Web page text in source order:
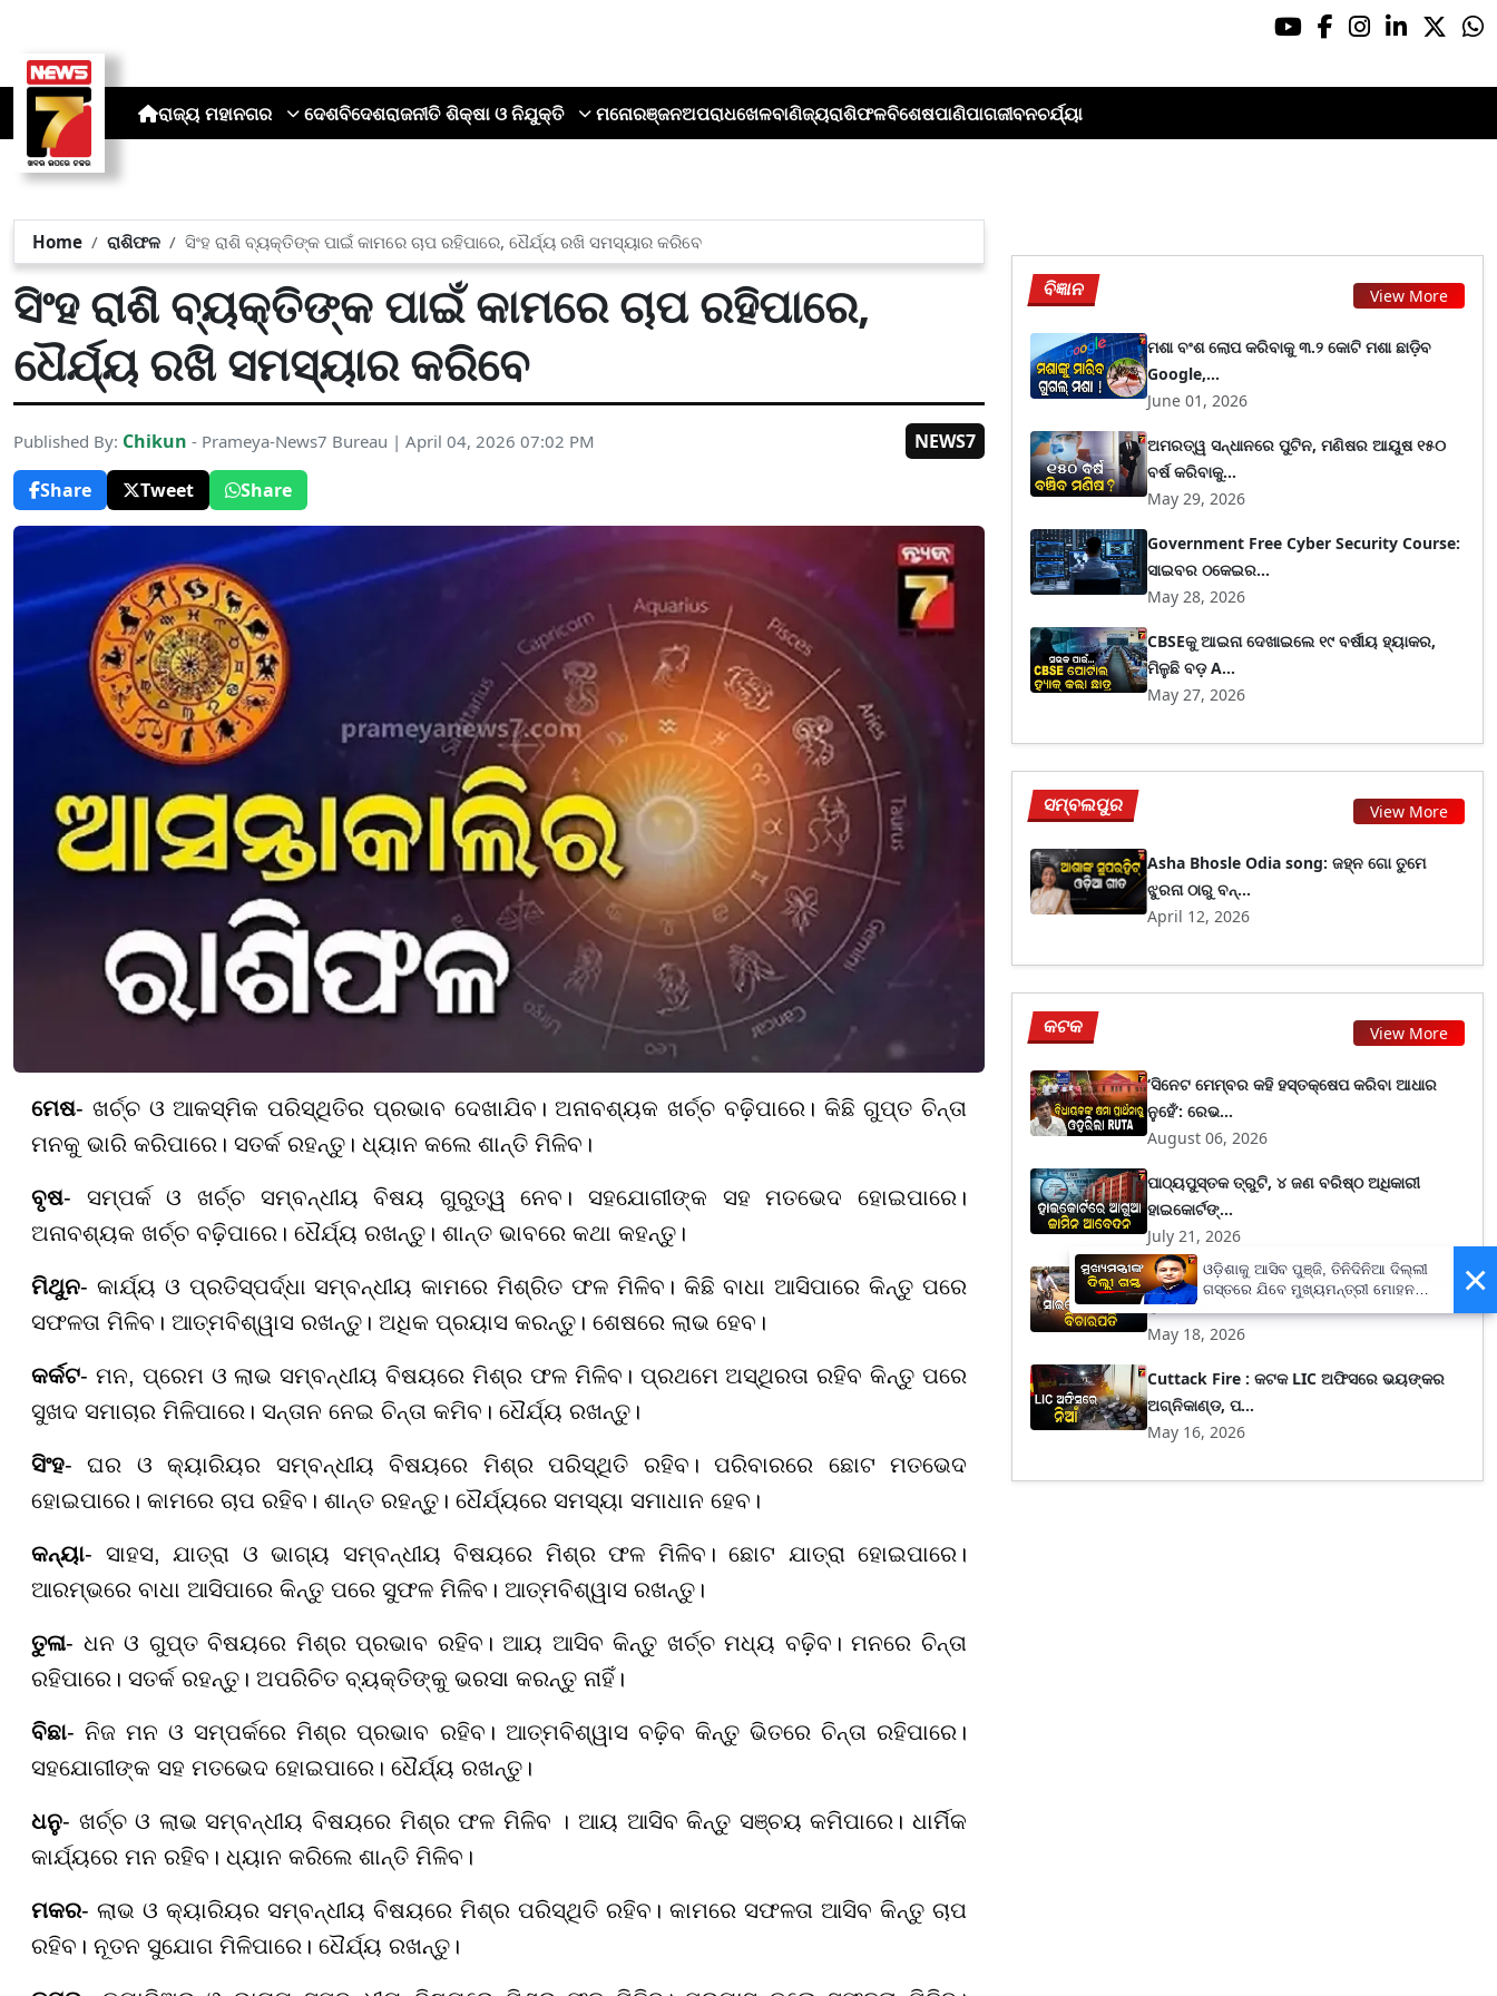
ରାଜ୍ୟ ମହାନଗର ଦେଶବିଦେଶରାଜନୀତି ଶିକ୍ଷା ଓ ନିଯୁକ୍ତି ମନୋରଞ୍ଜନଅପରାଧଖେଳବାଣିଜ୍ୟରାଶିଫଳବିଶେଷପାଣିପାଗଜୀବନଚର୍ଯ୍ୟା
Home ରାଶିଫଳ ସିଂହ ରାଶି ବ୍ୟକ୍ତିଙ୍କ ପାଇଁ କାମରେ ଚାପ ରହିପାରେ, ଧୈର୍ଯ୍ୟ ରଖି ସମସ୍ୟାର କରିବେ
ସିଂହ ରାଶି ବ୍ୟକ୍ତିଙ୍କ ପାଇଁ କାମରେ ଚାପ ରହିପାରେ,
ଧୈର୍ଯ୍ୟ ରଖି ସମସ୍ୟାର କରିବେ
Published By: Chikun - Prameya-News7 Bureau | April 04, 2026 07:02 PM
NEWS7
Share
Tweet Share
ମେଷ- ଖର୍ଚ୍ଚ ଓ ଆକସ୍ମିକ ପରିସ୍ଥିତିର ପ୍ରଭାବ ଦେଖାଯିବ। ଅନାବଶ୍ୟକ ଖର୍ଚ୍ଚ ବଢ଼ିପାରେ। କିଛି ଗୁପ୍ତ ଚିନ୍ତା
ମନକୁ ଭାରି କରିପାରେ। ସତର୍କ ରହନ୍ତୁ। ଧ୍ୟାନ କଲେ ଶାନ୍ତି ମିଳିବ।
ବୃଷ- ସମ୍ପର୍କ ଓ ଖର୍ଚ୍ଚ ସମ୍ବନ୍ଧୀୟ ବିଷୟ ଗୁରୁତ୍ୱ ନେବ। ସହଯୋଗୀଙ୍କ ସହ ମତଭେଦ ହୋଇପାରେ।
ଅନାବଶ୍ୟକ ଖର୍ଚ୍ଚ ବଢ଼ିପାରେ। ଧୈର୍ଯ୍ୟ ରଖନ୍ତୁ। ଶାନ୍ତ ଭାବରେ କଥା କହନ୍ତୁ।
ମିଥୁନ- କାର୍ଯ୍ୟ ଓ ପ୍ରତିସ୍ପର୍ଦ୍ଧା ସମ୍ବନ୍ଧୀୟ କାମରେ ମିଶ୍ରିତ ଫଳ ମିଳିବ। କିଛି ବାଧା ଆସିପାରେ କିନ୍ତୁ ପରେ
ସଫଳତା ମିଳିବ। ଆତ୍ମବିଶ୍ୱାସ ରଖନ୍ତୁ। ଅଧିକ ପ୍ରୟାସ କରନ୍ତୁ। ଶେଷରେ ଲାଭ ହେବ।
କର୍କଟ- ମନ, ପ୍ରେମ ଓ ଲାଭ ସମ୍ବନ୍ଧୀୟ ବିଷୟରେ ମିଶ୍ର ଫଳ ମିଳିବ। ପ୍ରଥମେ ଅସ୍ଥିରତା ରହିବ କିନ୍ତୁ ପରେ
ସୁଖଦ ସମାଚାର ମିଳିପାରେ। ସନ୍ତାନ ନେଇ ଚିନ୍ତା କମିବ। ଧୈର୍ଯ୍ୟ ରଖନ୍ତୁ।
ସିଂହ- ଘର ଓ କ୍ୟାରିୟର ସମ୍ବନ୍ଧୀୟ ବିଷୟରେ ମିଶ୍ର ପରିସ୍ଥିତି ରହିବ। ପରିବାରରେ ଛୋଟ ମତଭେଦ
ହୋଇପାରେ। କାମରେ ଚାପ ରହିବ। ଶାନ୍ତ ରହନ୍ତୁ। ଧୈର୍ଯ୍ୟରେ ସମସ୍ୟା ସମାଧାନ ହେବ।
କନ୍ୟା- ସାହସ, ଯାତ୍ରା ଓ ଭାଗ୍ୟ ସମ୍ବନ୍ଧୀୟ ବିଷୟରେ ମିଶ୍ର ଫଳ ମିଳିବ। ଛୋଟ ଯାତ୍ରା ହୋଇପାରେ।
ଆରମ୍ଭରେ ବାଧା ଆସିପାରେ କିନ୍ତୁ ପରେ ସୁଫଳ ମିଳିବ। ଆତ୍ମବିଶ୍ୱାସ ରଖନ୍ତୁ।
ତୁଳା- ଧନ ଓ ଗୁପ୍ତ ବିଷୟରେ ମିଶ୍ର ପ୍ରଭାବ ରହିବ। ଆୟ ଆସିବ କିନ୍ତୁ ଖର୍ଚ୍ଚ ମଧ୍ୟ ବଢ଼ିବ। ମନରେ ଚିନ୍ତା
ରହିପାରେ। ସତର୍କ ରହନ୍ତୁ। ଅପରିଚିତ ବ୍ୟକ୍ତିଙ୍କୁ ଭରସା କରନ୍ତୁ ନାହିଁ।
ବିଛା- ନିଜ ମନ ଓ ସମ୍ପର୍କରେ ମିଶ୍ର ପ୍ରଭାବ ରହିବ। ଆତ୍ମବିଶ୍ୱାସ ବଢ଼ିବ କିନ୍ତୁ ଭିତରେ ଚିନ୍ତା ରହିପାରେ।
ସହଯୋଗୀଙ୍କ ସହ ମତଭେଦ ହୋଇପାରେ। ଧୈର୍ଯ୍ୟ ରଖନ୍ତୁ।
ଧନୁ- ଖର୍ଚ୍ଚ ଓ ଲାଭ ସମ୍ବନ୍ଧୀୟ ବିଷୟରେ ମିଶ୍ର ଫଳ ମିଳିବ । ଆୟ ଆସିବ କିନ୍ତୁ ସଞ୍ଚୟ କମିପାରେ। ଧାର୍ମିକ
କାର୍ଯ୍ୟରେ ମନ ରହିବ। ଧ୍ୟାନ କରିଲେ ଶାନ୍ତି ମିଳିବ।
ମକର- ଲାଭ ଓ କ୍ୟାରିୟର ସମ୍ବନ୍ଧୀୟ ବିଷୟରେ ମିଶ୍ର ପରିସ୍ଥିତି ରହିବ। କାମରେ ସଫଳତା ଆସିବ କିନ୍ତୁ ଚାପ
ରହିବ। ନୂତନ ସୁଯୋଗ ମିଳିପାରେ। ଧୈର୍ଯ୍ୟ ରଖନ୍ତୁ।
ବିଜ୍ଞାନ View More
ମଶା ବଂଶ ଲୋପ କରିବାକୁ ୩.୨ କୋଟି ମଶା ଛାଡ଼ିବ
Google,...
June 01, 2026
ଅମରତ୍ୱ ସନ୍ଧାନରେ ପୁଟିନ, ମଣିଷର ଆୟୁଷ ୧୫୦
ବର୍ଷ କରିବାକୁ...
May 29, 2026
Government Free Cyber Security Course:
ସାଇବର ଠକେଇର...
May 28, 2026
CBSEକୁ ଆଇନା ଦେଖାଇଲେ ୧୯ ବର୍ଷୀୟ ହ୍ୟାକର,
ମିଳୁଛି ବଡ଼ A...
May 27, 2026
ସମ୍ବଲପୁର View More
Asha Bhosle Odia song: ଜହ୍ନ ଗୋ ତୁମେ
ଝୁରନା ଠାରୁ ବନ୍...
April 12, 2026
କଟକ View More
‘ସିନେଟ ମେମ୍ବର କହି ହସ୍ତକ୍ଷେପ କରିବା ଆଧାର
ନୁହେଁ’: ରେଭ...
August 06, 2026
ପାଠ୍ୟପୁସ୍ତକ ତ୍ରୁଟି, ୪ ଜଣ ବରିଷ୍ଠ ଅଧିକାରୀ
ହାଇକୋର୍ଟଙ୍...
July 21, 2026
ପ୍ରଧାନମନ୍ତ୍ରୀଙ୍କ ଅପିଲ୍‌ର ପ୍ରଭାବ, ସାଇକେଲ୍‌ରେ
ହାଇକୋର...
May 18, 2026
Cuttack Fire : କଟକ LIC ଅଫିସରେ ଭୟଙ୍କର
ଅଗ୍ନିକାଣ୍ଡ, ପ...
May 16, 2026
×
ଓଡ଼ିଶାକୁ ଆସିବ ପୁଞ୍ଜି, ତିନିଦିନିଆ ଦିଲ୍ଲୀ
ଗସ୍ତରେ ଯିବେ ମୁଖ୍ୟମନ୍ତ୍ରୀ ମୋହନ